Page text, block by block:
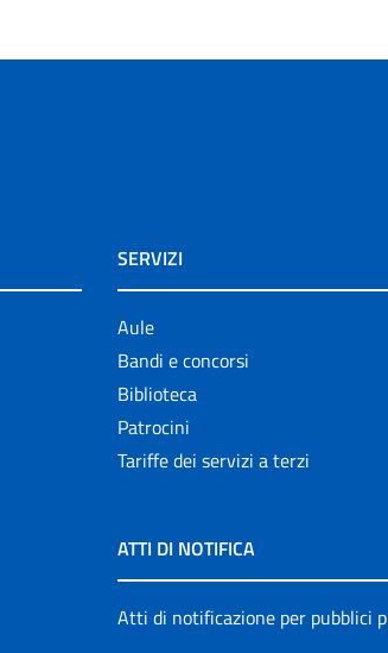
SERVIZI
Aule
Bandi e concorsi
Biblioteca
Patrocini
Tariffe dei servizi a terzi
ATTI DI NOTIFICA
Atti di notificazione per pubblici